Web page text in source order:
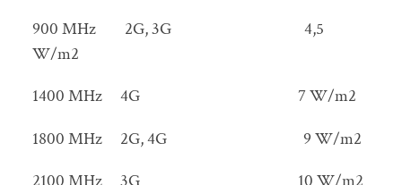
900 MHz 2G, 3G 4,5
W/m2
1400 MHz 4G 7 W/m2
1800 MHz 2G, 4G 9 W/m2